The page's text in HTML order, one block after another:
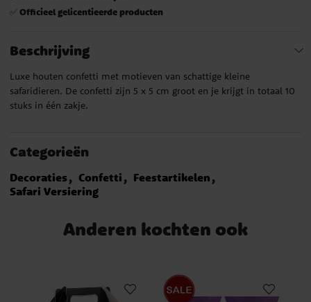
✅ Officieel gelicentieerde producten
Beschrijving
Luxe houten confetti met motieven van schattige kleine
safaridieren. De confetti zijn 5 x 5 cm groot en je krijgt in totaal 10
stuks in één zakje.
Categorieën
Decoraties Confetti
Feestartikelen
Safari Versiering
Anderen kochten ook